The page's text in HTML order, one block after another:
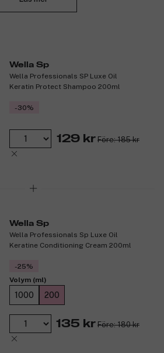
hår.
Wella Sp
Wella Professionals SP Luxe Oil
Keratin Protect Shampoo 200ml
-30%
129 kr Före: 185 kr
Wella Sp
Wella Professionals Sp Luxe Oil
Keratine Conditioning Cream 200ml
-25%
Volym (ml)
1000 200
135 kr Före: 180 kr